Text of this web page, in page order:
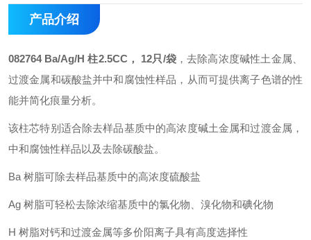
产品介绍
082764 Ba/Ag/H 柱2.5CC， 12只/袋，去除高浓度碱性土金属、
过渡金属和碳酸盐并中和腐蚀性样品，从而可提供离子色谱的性
能并简化痕量分析。
该柱芯特别适合除去样品基质中的高浓度碱土金属和过渡金属，
中和腐蚀性样品以及去除碳酸盐。
Ba 树脂可除去样品基质中的高浓度硫酸盐
Ag 树脂可轻松去除浓缩基质中的氯化物、溴化物和碘化物
H 树脂对钙和过渡金属等多价阳离子具有高度选择性